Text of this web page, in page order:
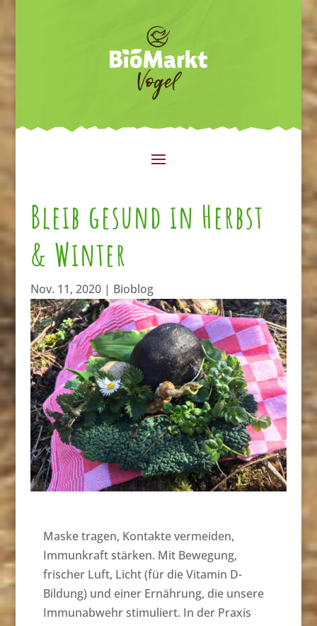
Bleib gesund in Herbst
& Winter
Nov. 11, 2020| Bioblog
Maske tragen, Kontakte vermeiden,
Immunkraft stärken. Mit Bewegung,
frischer Luft, Licht (für die Vitamin D-
Bildung) und einer Ernährung, die unsere
Immunabwehr stimuliert. In der Praxis